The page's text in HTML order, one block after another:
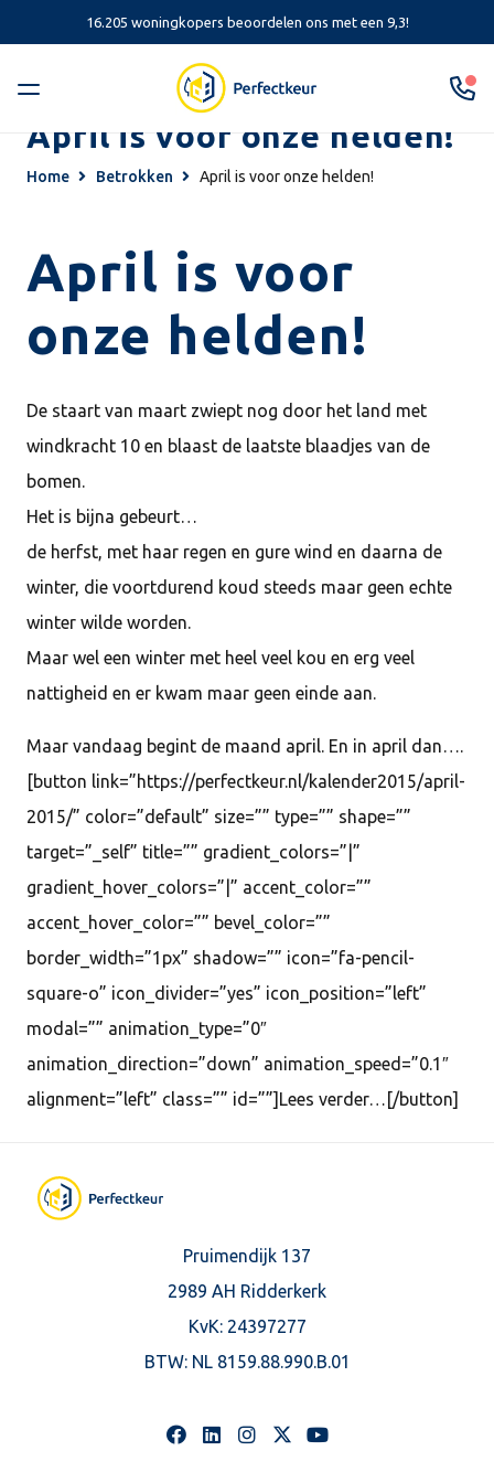
16.205 woningkopers beoordelen ons met een 9,3!
April is voor onze helden!
Home Betrokken April is voor onze helden!
April is voor
onze helden!
De staart van maart zwiept nog door het land met
windkracht 10 en blaast de laatste blaadjes van de
bomen.
Het is bijna gebeurt…
de herfst, met haar regen en gure wind en daarna de
winter, die voortdurend koud steeds maar geen echte
winter wilde worden.
Maar wel een winter met heel veel kou en erg veel
nattigheid en er kwam maar geen einde aan.
Maar vandaag begint de maand april. En in april dan….
[button link=”https://perfectkeur.nl/kalender2015/april-
2015/” color=”default” size=”” type=”” shape=””
target=”_self” title=”” gradient_colors=”|”
gradient_hover_colors=”|” accent_color=””
accent_hover_color=”” bevel_color=””
border_width=”1px” shadow=”” icon=”fa-pencil-
square-o” icon_divider=”yes” icon_position=”left”
modal=”” animation_type=”0″
animation_direction=”down” animation_speed=”0.1″
alignment=”left” class=”” id=””]Lees verder…[/button]
Pruimendijk 137
2989 AH Ridderkerk
KvK: 24397277
BTW: NL 8159.88.990.B.01